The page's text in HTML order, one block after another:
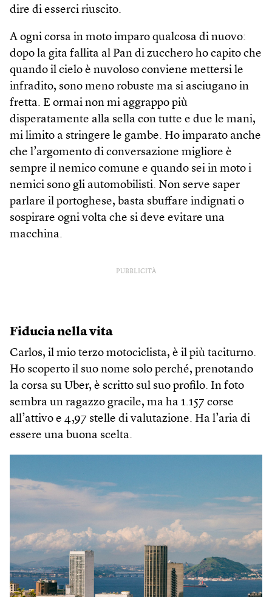
dire di esserci riuscito.
A ogni corsa in moto imparo qualcosa di nuovo:
dopo la gita fallita al Pan di zucchero ho capito che
quando il cielo è nuvoloso conviene mettersi le
infradito, sono meno robuste ma si asciugano in
fretta. E ormai non mi aggrappo più
disperatamente alla sella con tutte e due le mani,
mi limito a stringere le gambe. Ho imparato anche
che l’argomento di conversazione migliore è
sempre il nemico comune e quando sei in moto i
nemici sono gli automobilisti. Non serve saper
parlare il portoghese, basta sbuffare indignati o
sospirare ogni volta che si deve evitare una
macchina.
PUBBLICITÀ
Fiducia nella vita
Carlos, il mio terzo motociclista, è il più taciturno.
Ho scoperto il suo nome solo perché, prenotando
la corsa su Uber, è scritto sul suo profilo. In foto
sembra un ragazzo gracile, ma ha 1.157 corse
all’attivo e 4,97 stelle di valutazione. Ha l’aria di
essere una buona scelta.